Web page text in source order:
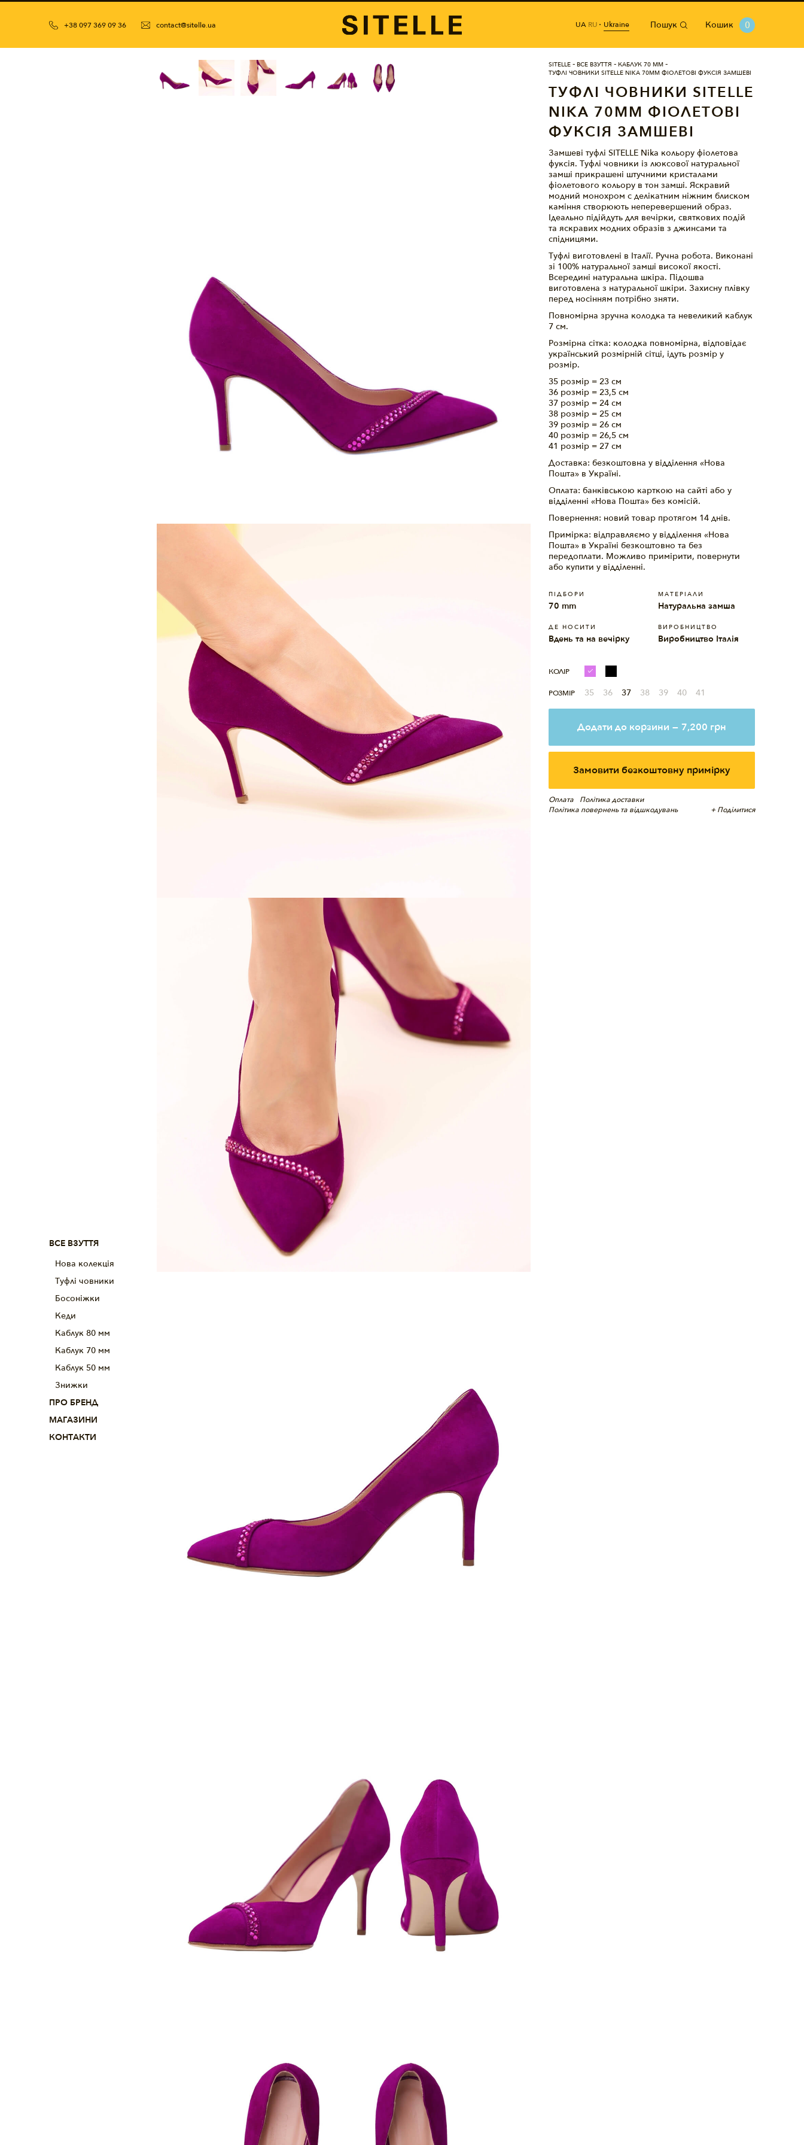
+38 097 369 09 36 contact@sitelle.ua UA RU Ukraine Пошук Кошик 0
ВСЕ ВЗУТТЯ
Нова колекція
Туфлі човники
Босоніжки
Кеди
Каблук 80 мм
Каблук 70 мм
Каблук 50 мм
Знижки
ПРО БРЕНД
МАГАЗИНИ
КОНТАКТИ
SITELLE ВСЕ ВЗУТТЯ
КАБЛУК 70 ММ
ТУФЛІ ЧОВНИКИ SITELLE NIKA 70ММ ФІОЛЕТОВІ ФУКСІЯ ЗАМШЕВІ
ТУФЛІ ЧОВНИКИ SITELLE
NIKA 70ММ ФІОЛЕТОВІ
ФУКСІЯ ЗАМШЕВІ
Замшеві туфлі SITELLE Nika кольору фіолетова
фуксія. Туфлі човники із люксової натуральної
замші прикрашені штучними кристалами
фіолетового кольору в тон замші. Яскравий
модний монохром с делікатним ніжним блиском
каміння створюють неперевершений образ.
Ідеально підійдуть для вечірки, святкових подій
та яскравих модних образів з джинсами та
спідницями.
Туфлі виготовлені в Італії. Ручна робота. Виконані
зі 100% натуральної замші високої якості.
Всередині натуральна шкіра. Підошва
виготовлена з натуральної шкіри. Захисну плівку
перед носінням потрібно зняти.
Повномірна зручна колодка та невеликий каблук
7 см.
Розмірна сітка: колодка повномірна, відповідає
український розмірній сітці, ідуть розмір у
розмір.
35 розмір = 23 см
36 розмір = 23,5 см
37 розмір = 24 см
38 розмір = 25 см
39 розмір = 26 см
40 розмір = 26,5 см
41 розмір = 27 см
Доставка: безкоштовна у відділення «Нова
Пошта» в Україні.
Оплата: банківською карткою на сайті або у
відділенні «Нова Пошта» без комісій.
Повернення: новий товар протягом 14 днів.
Примірка: відправляємо у відділення «Нова
Пошта» в Україні безкоштовно та без
передоплати. Можливо примірити, повернути
або купити у відділенні.
ПІДБОРИ
70 mm
МАТЕРIАЛИ
Натуральна замша
ДЕ НОСИТИ
Вдень та на вечірку
ВИРОБНИЦТВО
Виробництво Італія
КОЛІР
РОЗМІР 35 36 37 38 39 40 41
Додати до корзини — 7,200 грн
Замовити безкоштовну примірку
Оплата
Політика доставки
Політика повернень та відшкодувань
+ Поділитися